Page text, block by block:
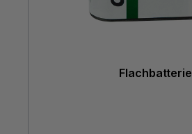
Flachbatterie